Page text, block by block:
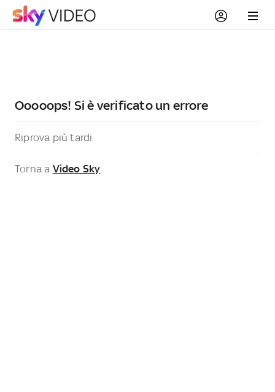
Ooooops! Si è verificato un errore
Riprova più tardi
Torna a Video Sky